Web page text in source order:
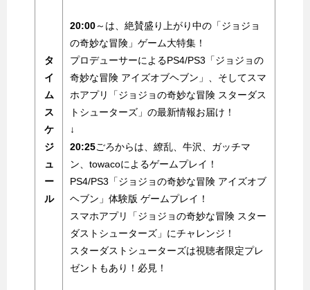
タ
イ
ム
ス
ケ
ジ
ュ
ー
ル
20:00～は、絶賛盛り上がり中の「ジョジョ
の奇妙な冒険」ゲーム大特集！
プロデューサーによるPS4/PS3「ジョジョの
奇妙な冒険 アイズオブヘブン」、そしてスマ
ホアプリ「ジョジョの奇妙な冒険 スターダス
トシューターズ」の最新情報お届け！
↓
20:25ごろからは、繚乱、牛沢、ガッチマ
ン、towacoによるゲームプレイ！
PS4/PS3「ジョジョの奇妙な冒険 アイズオブ
ヘブン」体験版 ゲームプレイ！
スマホアプリ「ジョジョの奇妙な冒険 スター
ダストシューターズ」にチャレンジ！
スターダストシューターズは視聴者限定プレ
ゼントもあり！必見！